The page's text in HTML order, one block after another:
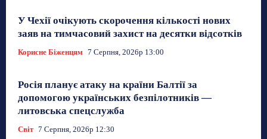
У Чехії очікують скорочення кількості нових
заяв на тимчасовий захист на десятки відсотків
Корисне Біженцям 7 Серпня, 2026р 13:00
Росія планує атаку на країни Балтії за
допомогою українських безпілотників —
литовська спецслужба
Світ 7 Серпня, 2026р 12:30